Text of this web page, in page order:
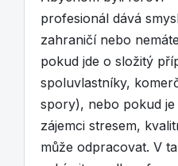
profesionál dává
zahraničí nebo
pokud jde o složitý
spoluvlastníky,
spory), nebo pokud
zájemci stresem,
může odpracovat. V